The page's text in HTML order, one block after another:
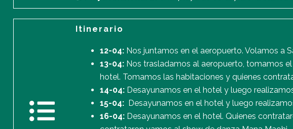
Itinerario
12-04: Nos juntamos en el aeropuerto. Volamos a
13-04:Nos trasladamos al aeropuerto, tomamos
hotel. Tomamos las habitaciones y quienes
14-04:Desayunamos en el hotel y luego
15-04: Desayunamos en el hotel y luego
16-04:Desayunamos en el hotel. Quienes